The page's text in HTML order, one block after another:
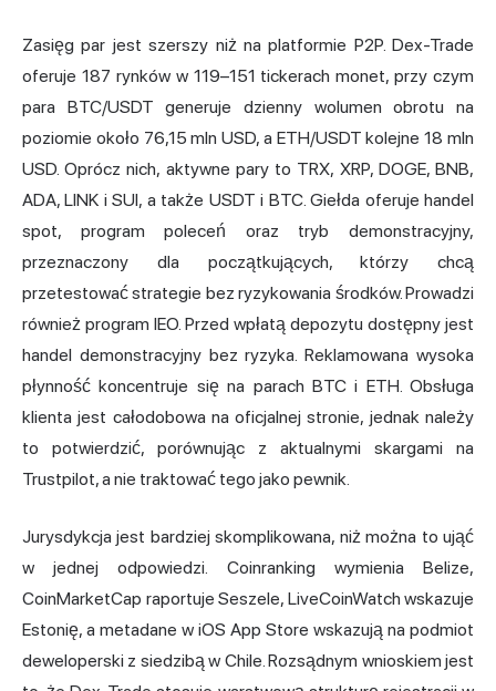
Zasięg par jest szerszy niż na platformie P2P. Dex-Trade
oferuje 187 rynków w 119–151 tickerach monet, przy czym
para BTC/USDT generuje dzienny wolumen obrotu na
poziomie około 76,15 mln USD, a ETH/USDT kolejne 18 mln
USD. Oprócz nich, aktywne pary to TRX, XRP, DOGE, BNB,
ADA, LINK i SUI, a także USDT i BTC. Giełda oferuje handel
spot, program poleceń oraz tryb demonstracyjny,
przeznaczony dla początkujących, którzy chcą
przetestować strategie bez ryzykowania środków. Prowadzi
również program IEO. Przed wpłatą depozytu dostępny jest
handel demonstracyjny bez ryzyka. Reklamowana wysoka
płynność koncentruje się na parach BTC i ETH. Obsługa
klienta jest całodobowa na oficjalnej stronie, jednak należy
to potwierdzić, porównując z aktualnymi skargami na
Trustpilot, a nie traktować tego jako pewnik.
Jurysdykcja jest bardziej skomplikowana, niż można to ująć
w jednej odpowiedzi. Coinranking wymienia Belize,
CoinMarketCap raportuje Seszele, LiveCoinWatch wskazuje
Estonię, a metadane w iOS App Store wskazują na podmiot
deweloperski z siedzibą w Chile. Rozsądnym wnioskiem jest